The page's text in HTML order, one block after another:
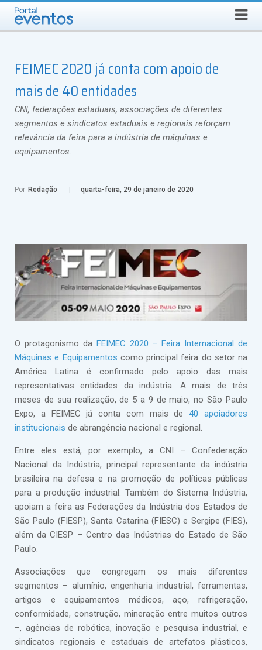
DOMINGO, 9 DE AGOSTO DE 2026 Busca
FEIMEC 2020 já conta com apoio de
mais de 40 entidades
CNI, federações estaduais, associações de diferentes
segmentos e sindicatos estaduais e regionais reforçam
relevância da feira para a indústria de máquinas e
equipamentos.
Por Redação quarta-feira, 29 de janeiro de 2020
O protagonismo da FEIMEC 2020 – Feira Internacional de
Máquinas e Equipamentos como principal feira do setor na
América Latina é confirmado pelo apoio das mais
representativas entidades da indústria. A mais de três
meses de sua realização, de 5 a 9 de maio, no São Paulo
Expo, a FEIMEC já conta com mais de40 apoiadores
institucionais de abrangência nacional e regional.
Entre eles está, por exemplo, a CNI – Confederação
Nacional da Indústria, principal representante da indústria
brasileira na defesa e na promoção de políticas públicas
para a produção industrial. Também do Sistema Indústria,
apoiam a feira as Federações da Indústria dos Estados de
São Paulo (FIESP), Santa Catarina (FIESC) e Sergipe (FIES),
além da CIESP – Centro das Indústrias do Estado de São
Paulo.
Associações que congregam os mais diferentes
segmentos – alumínio, engenharia industrial, ferramentas,
artigos e equipamentos médicos, aço, refrigeração,
conformidade, construção, mineração entre muitos outros
–, agências de robótica, inovação e pesquisa industrial, e
sindicatos regionais e estaduais de artefatos plásticos,